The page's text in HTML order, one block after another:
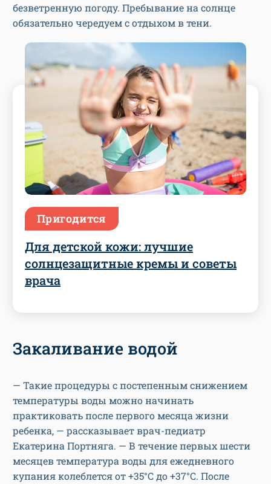
безветренную погоду. Пребывание на солнце
обязательно чередуем с отдыхом в тени.
Пригодится
Для детской кожи: лучшие
солнцезащитные кремы и советы
врача
Закаливание водой
— Такие процедуры с постепенным снижением
температуры воды можно начинать
практиковать после первого месяца жизни
ребенка, — рассказывает врач-педиатр
Екатерина Портняга. — В течение первых шести
месяцев температура воды для ежедневного
купания колеблется от +35°С до +37°С. После